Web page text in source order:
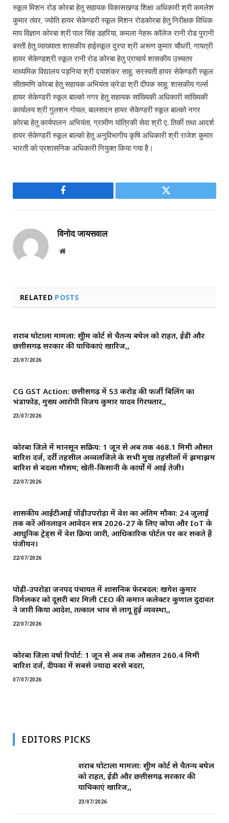
स्कूल मिशन रोड कोरबा हेतु सहायक विकासखण्ड शिक्षा अधिकारी श्री कमलेश
कुमार तंवर, ज्योति हायर सेकेण्डरी स्कूल मिशन रोडकोरबा हेतु निरीक्षक विधिक
माप विज्ञान कोरबा श्री पाल सिंह डहरिया, कमला नेहरू कॉलेज रानी रोड पुरानी
बस्ती हेतु व्याख्याता शासकीय हाईस्कूल दुरपा श्री अरूण कुमार चौधरी, गायत्री
हायर सेकेण्डश्री स्कूल रानी रोड कोरबा हेतु प्राचार्य शासकीय उच्चतर
माध्यमिक विद्यालय पड़निया श्री दयाशंकर साहू, सरस्वती हायर सेकेण्डरी स्कूल
सीतामणि कोरबा हेतु सहायक अभियंता क्रेडा श्री दीपक साहू, शासकीय गर्ल्स
हायर सेकेण्डरी स्कूल बाल्को नगर हेतु सहायक सांख्यिकी अधिकारी सांख्यिकी
कार्यालय श्री गुलशन गोयल, बालसदन हायर सेकेण्डरी स्कूल बाल्को नगर
कोरबा हेतु कार्यपालन अभियंता, ग्रामीण यांत्रिकी सेवा श्री ए. तिर्की तथा आदर्श
हायर सेकेण्डरी स्कूल बाल्को हेतु अनुविभागीय कृषि अधिकारी श्री राजेश कुमार
भारती को प्रशासनिक अधिकारी नियुक्त किया गया है।
Facebook Twitter
विनोद जायसवाल
Website
RELATED POSTS
शराब घोटाला मामला: सुप्रीम कोर्ट से चैतन्य बघेल को राहत, ईडी और
छत्तीसगढ़ सरकार की याचिकाएं खारिज,,
23/07/2026
CG GST Action: छत्तीसगढ़ में 53 करोड़ की फर्जी बिलिंग का
भंडाफोड़, मुख्य आरोपी विजय कुमार यादव गिरफ्तार,,
23/07/2026
कोरबा जिले में मानसून सक्रिय: 1 जून से अब तक 468.1 मिमी औसत
बारिश दर्ज, दर्री तहसील अव्वलजिले के सभी प्रमुख तहसीलों में झमाझम
बारिश से बदला मौसम; खेती-किसानी के कार्यों में आई तेजी।
22/07/2026
शासकीय आईटीआई पोंड़ीउपरोड़ा में प्रवेश का अंतिम मौका: 24 जुलाई
तक करें ऑनलाइन आवेदन सत्र 2026-27 के लिए कोपा और IoT के
आधुनिक ट्रेड्स में प्रवेश प्रक्रिया जारी, आधिकारिक पोर्टल पर कर सकते हैं
पंजीयन।
22/07/2026
पोड़ी-उपरोड़ा जनपद पंचायत में प्रशासनिक फेरबदल: खगेश कुमार
निर्मलकर को दूसरी बार मिली CEO की कमान ​कलेक्टर कुणाल दुदावत
ने जारी किया आदेश, तत्काल प्रभाव से लागू हुई व्यवस्था,,
22/07/2026
कोरबा जिला वर्षा रिपोर्ट: 1 जून से अब तक औसतन 260.4 मिमी
बारिश दर्ज, दीपका में सबसे ज्यादा बरसे बदरा,
07/07/2026
EDITORS PICKS
शराब घोटाला मामला: सुप्रीम कोर्ट से चैतन्य बघेल
को राहत, ईडी और छत्तीसगढ़ सरकार की
याचिकाएं खारिज,,
23/07/2026